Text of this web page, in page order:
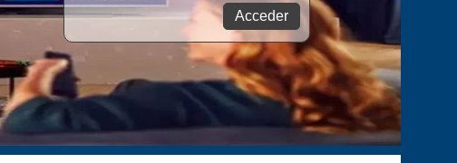
Acceder